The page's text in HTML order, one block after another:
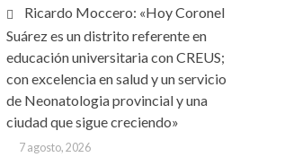
Ricardo Moccero: «Hoy Coronel
Suárez es un distrito referente en
educación universitaria con CREUS;
con excelencia en salud y un servicio
de Neonatologia provincial y una
ciudad que sigue creciendo»
7 agosto, 2026